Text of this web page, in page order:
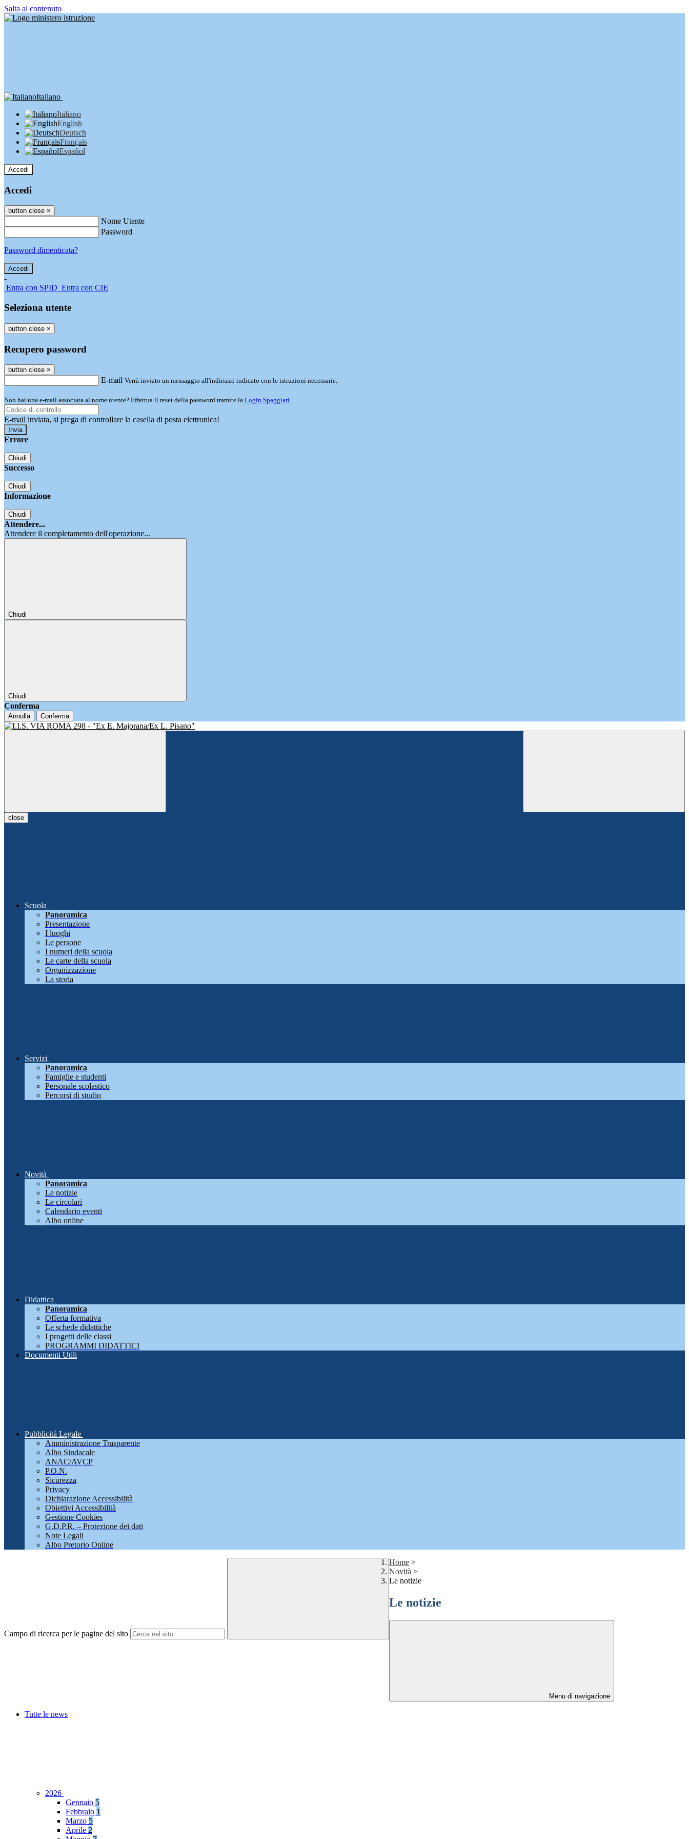
Salta al contenuto
Italiano
Italiano
English
Deutsch
Français
Español
Accedi
Accedi
button close ×
Nome Utente
Password
Password dimenticata?
-
Entra con SPID Entra con CIE
Seleziona utente
button close ×
Recupero password
button close ×
E-mail Verrà inviato un messaggio all'indirizzo indicato con le istruzioni necessarie.
Non hai una e-mail associata al nome utente? Effettua il reset della password tramite la Login Spaggiari
E-mail inviata, si prega di controllare la casella di posta elettronica!
Errore
Chiudi
Successo
Chiudi
Informazione
Chiudi
Attendere...
Attendere il completamento dell'operazione...
Chiudi
Chiudi
Conferma
Annulla Conferma
close
Scuola
Panoramica
Presentazione
I luoghi
Le persone
I numeri della scuola
Le carte della scuola
Organizzazione
La storia
Servizi
Panoramica
Famiglie e studenti
Personale scolastico
Percorsi di studio
Novità
Panoramica
Le notizie
Le circolari
Calendario eventi
Albo online
Didattica
Panoramica
Offerta formativa
Le schede didattiche
I progetti delle classi
PROGRAMMI DIDATTICI
Documenti Utili
Pubblicità Legale
Amministrazione Trasparente
Albo Sindacale
ANAC/AVCP
P.O.N.
Sicurezza
Privacy
Dichiarazione Accessibilità
Obiettivi Accessibilità
Gestione Cookies
G.D.P.R. – Protezione dei dati
Note Legali
Albo Pretorio Online
Campo di ricerca per le pagine del sito
Home >
Novità >
Le notizie
Le notizie
Menu di navigazione
Tutte le news
2026
Gennaio 5
Febbraio 1
Marzo 5
Aprile 2